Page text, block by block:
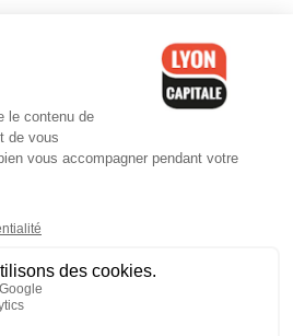
légales-CGV-Politique de
cookies